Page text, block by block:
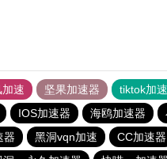
速 坚果加速器 tiktok加
IOS加速器 海鸥加速器
器 黑洞vqn加速 CC加速器